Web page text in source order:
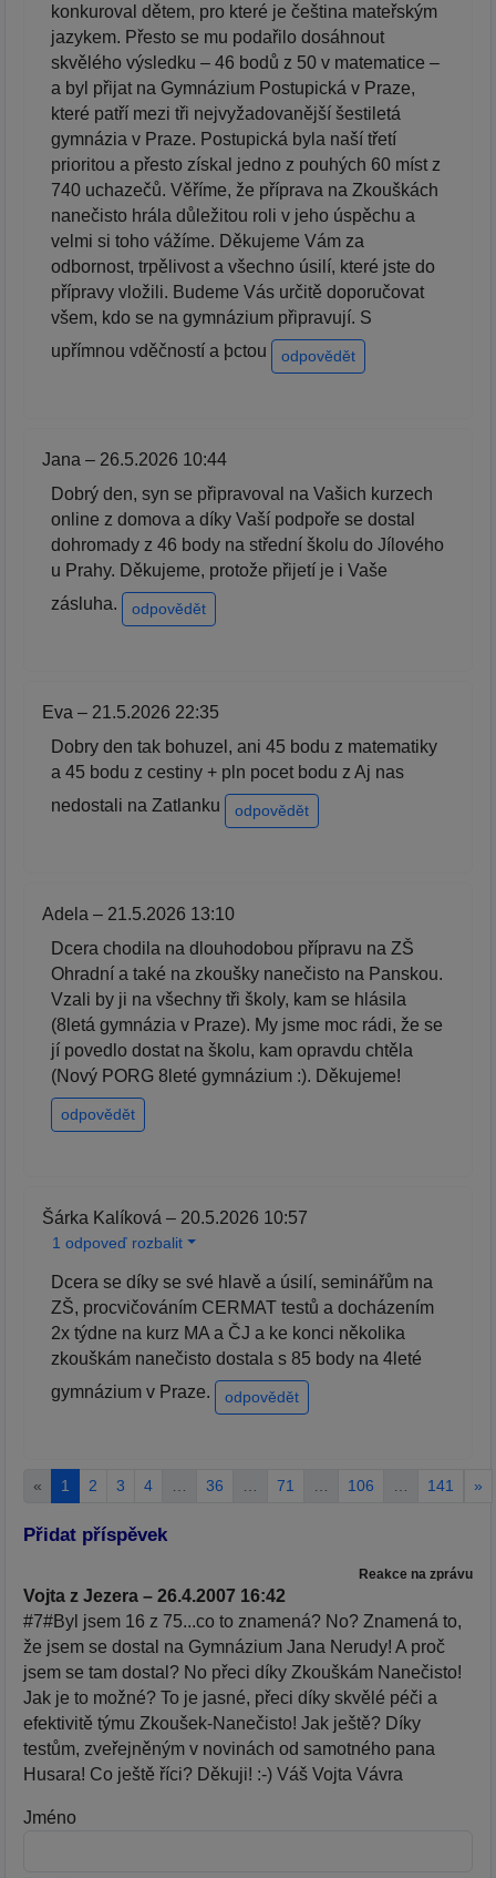
konkuroval dětem, pro které je čeština mateřským
jazykem. Přesto se mu podařilo dosáhnout
skvělého výsledku – 46 bodů z 50 v matematice –
a byl přijat na Gymnázium Postupická v Praze,
které patří mezi tři nejvyžadovanější šestiletá
gymnázia v Praze. Postupická byla naší třetí
prioritou a přesto získal jedno z pouhých 60 míst z
740 uchazečů. Věříme, že příprava na Zkouškách
nanečisto hrála důležitou roli v jeho úspěchu a
velmi si toho vážíme. Děkujeme Vám za
odbornost, trpělivost a všechno úsilí, které jste do
přípravy vložili. Budeme Vás určitě doporučovat
všem, kdo se na gymnázium připravují. S
upřímnou vděčností a þctou
odpovědět
Jana – 26.5.2026 10:44
Dobrý den, syn se připravoval na Vašich kurzech
online z domova a díky Vaší podpoře se dostal
dohromady z 46 body na střední školu do Jílového
u Prahy. Děkujeme, protože přijetí je i Vaše
zásluha.
odpovědět
Eva – 21.5.2026 22:35
Dobry den tak bohuzel, ani 45 bodu z matematiky
a 45 bodu z cestiny + pln pocet bodu z Aj nas
nedostali na Zatlanku
odpovědět
Adela – 21.5.2026 13:10
Dcera chodila na dlouhodobou přípravu na ZŠ
Ohradní a také na zkoušky nanečisto na Panskou.
Vzali by ji na všechny tři školy, kam se hlásila
(8letá gymnázia v Praze). My jsme moc rádi, že se
jí povedlo dostat na školu, kam opravdu chtěla
(Nový PORG 8leté gymnázium :). Děkujeme!
odpovědět
Šárka Kalíková – 20.5.2026 10:57
1 odpoveď rozbalit
Dcera se díky se své hlavě a úsilí, seminářům na
ZŠ, procvičováním CERMAT testů a docházením
2x týdne na kurz MA a ČJ a ke konci několika
zkouškám nanečisto dostala s 85 body na 4leté
gymnázium v Praze.
odpovědět
« 1 2 3 4 36 71 106 141 »
Přidat příspěvek
Reakce na zprávu
Vojta z Jezera – 26.4.2007 16:42
#7#Byl jsem 16 z 75...co to znamená? No? Znamená to,
že jsem se dostal na Gymnázium Jana Nerudy! A proč
jsem se tam dostal? No přeci díky Zkouškám Nanečisto!
Jak je to možné? To je jasné, přeci díky skvělé péči a
efektivitě týmu Zkoušek-Nanečisto! Jak ještě? Díky
testům, zveřejněným v novinách od samotného pana
Husara! Co ještě říci? Děkuji! :-) Váš Vojta Vávra
Jméno